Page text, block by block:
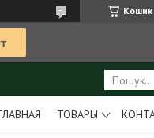
Кошик
ТОВАРЫ